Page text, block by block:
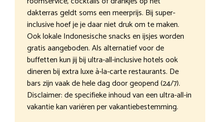
dakterras geldt soms een meerprijs. Bij super-
inclusive hoef je je daar niet druk om te maken.
Ook lokale Indonesische snacks en ijsjes worden
gratis aangeboden. Als alternatief voor de
buffetten kun jij bij ultra-all-inclusive hotels ook
dineren bij extra luxe à-la-carte restaurants. De
bars zijn vaak de hele dag door geopend (24/7).
Disclaimer: de specifieke inhoud van een ultra-all-in
vakantie kan variëren per vakantiebestemming.